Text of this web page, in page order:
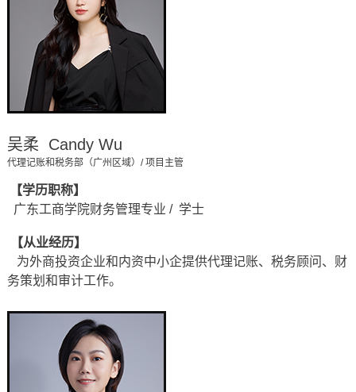
吴柔 Candy Wu
代理记账和税务部（广州区域）/ 项目主管
【学历职称】
广东工商学院财务管理专业 / 学士
【从业经历】
为外商投资企业和内资中小企提供代理记账、税务顾问、财
务策划和审计工作。